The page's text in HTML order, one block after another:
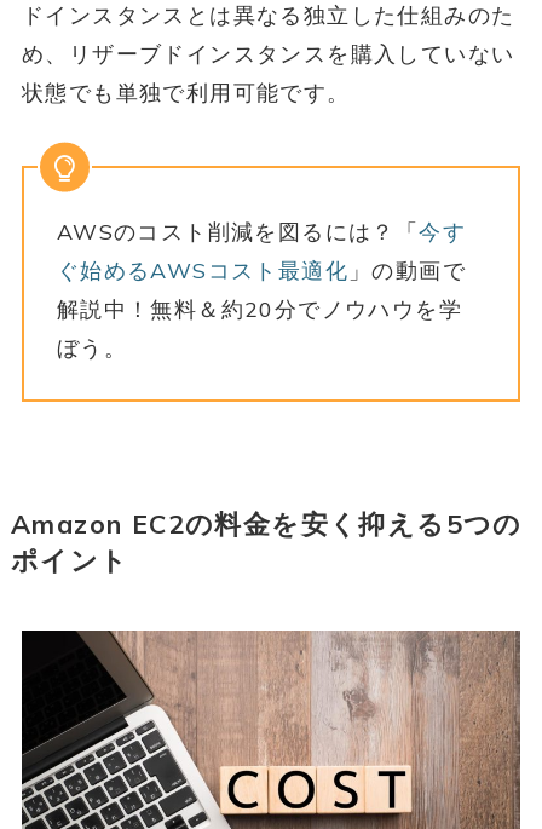
ドインスタンスとは異なる独立した仕組みのた
め、リザーブドインスタンスを購入していない
状態でも単独で利用可能です。
AWSのコスト削減を図るには？「今す
ぐ始めるAWSコスト最適化 」の動画で
解説中！無料＆約20分でノウハウを学
ぼう。
Amazon EC2の料金を安く抑える5つの
ポイント